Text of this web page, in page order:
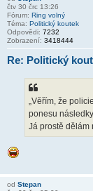
čtv 30 črc 13:26
Fórum: Ring volný
Téma: Politický koutek
Odpovědi: 7232
Zobrazení: 3418444
Re: Politický
„Věřím, že
ponesu
Já prostě dělám
od Stepan